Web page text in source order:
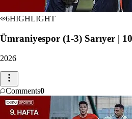
6HIGHLIGHT
Ümraniyespor (1-3) Sarıyer |
2026
Comments0